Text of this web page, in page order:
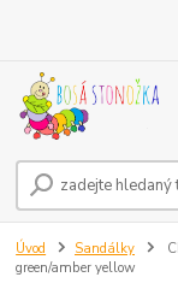
Úvod Sandálky
green/amber yellow